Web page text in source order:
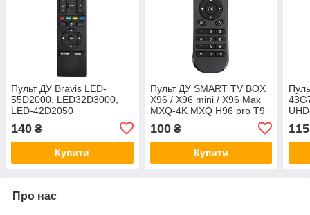
Пульт ДУ Bravis LED-
55D2000, LED32D3000,
LED-42D2050
140 ₴
Купити
Пульт ДУ SMART TV BOX
X96 / X96 mini / X96 Max
MXQ-4K MXQ H96 pro T9
100₴
Купити
115
Про нас